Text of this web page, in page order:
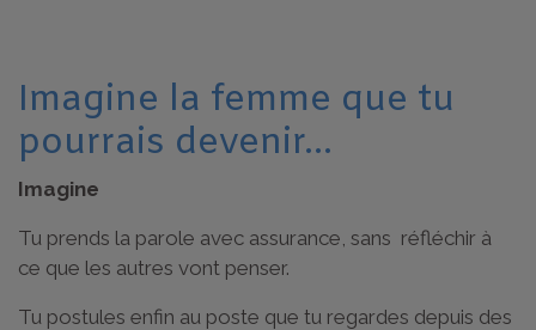
Imagine la femme que tu
pourrais devenir...
Imagine
Tu prends la parole avec assurance, sans réfléchir à
ce que les autres vont penser.
Tu postules enfin au poste que tu regardes depuis des